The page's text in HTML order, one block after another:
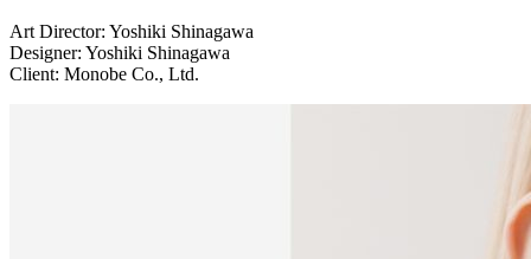
Art Director: Yoshiki Shinagawa
Designer: Yoshiki Shinagawa
Client: Monobe Co., Ltd.